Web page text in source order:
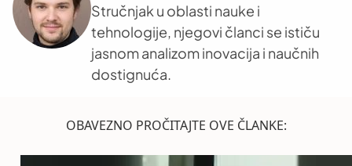
Stručnjak u oblasti nauke i
tehnologije, njegovi članci se ističu
jasnom analizom inovacija i naučnih
dostignuća.
OBAVEZNO PROČITAJTE OVE ČLANKE: